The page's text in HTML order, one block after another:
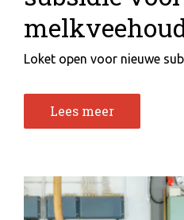
Loket open voor nieuwe
Lees meer